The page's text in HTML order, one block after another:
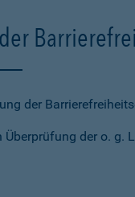
der
Überprüfung der o. g.